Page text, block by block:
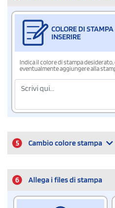
COLORE DI
INSERIRE
Indica il colore di stampa
eventualmente aggiungere alla
5 Cambio colore stampa
6 Allega i files di stampa